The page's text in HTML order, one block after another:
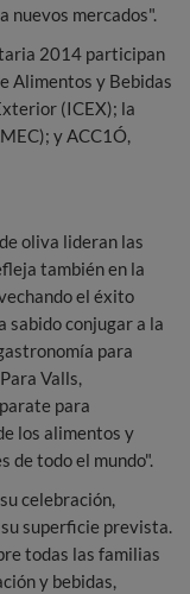
nuevos mercados".
2014 participan
Alimentos y Bebidas
(ICEX); la
y ACC1Ó,
oliva lideran las
también en la
el éxito
sabido conjugar a la
para
Valls,
para
los alimentos y
de todo el mundo".
celebración,
superficie prevista.
todas las familias
y bebidas,